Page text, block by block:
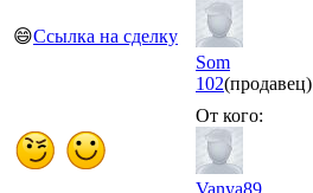
😄Ссылка на сделку
Som
102(продавец)
От кого:
Vanya89